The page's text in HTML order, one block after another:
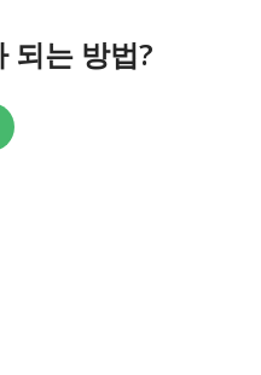
되는 방법?